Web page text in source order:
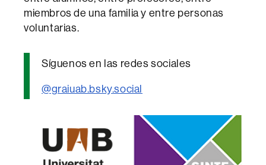
miembros de una familia y entre personas
voluntarias.
Síguenos en las redes sociales
@graiuab.bsky.social